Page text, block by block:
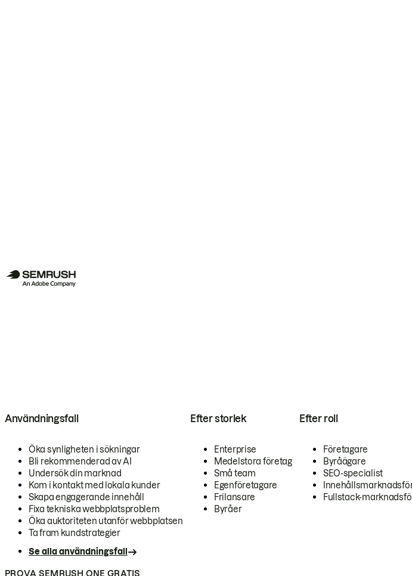
Användningsfall
Öka synligheten i sökningar
Bli rekommenderad av AI
Undersök din marknad
Kom i kontakt med lokala kunder
Skapa engagerande innehåll
Fixa tekniska webbplatsproblem
Öka auktoriteten utanför webbplatsen
Ta fram kundstrategier
Se alla användningsfall
Efter storlek
Enterprise
Medelstora företag
Små team
Egenföretagare
Frilansare
Byråer
Efter roll
Företagare
Byråägare
SEO-specialist
Fullstack-
PROVA SEMRUSH ONE GRATIS